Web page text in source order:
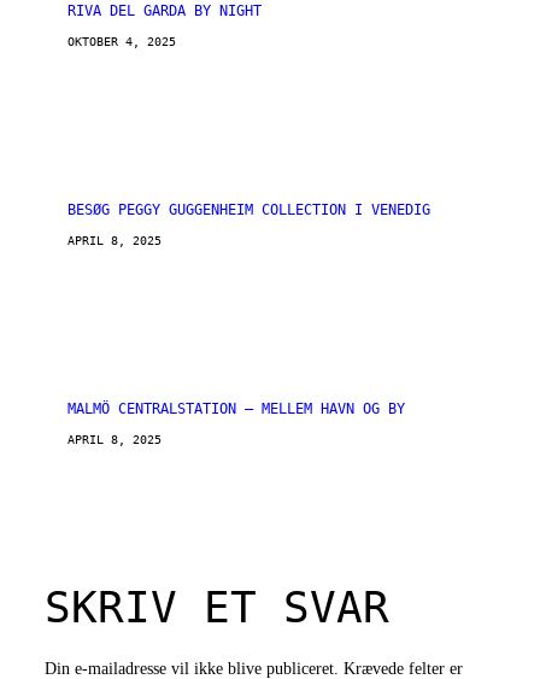
RIVA DEL GARDA BY NIGHT
OKTOBER 4, 2025
BESØG PEGGY GUGGENHEIM COLLECTION I VENEDIG
APRIL 8, 2025
MALMÖ CENTRALSTATION – MELLEM HAVN OG BY
APRIL 8, 2025
SKRIV ET SVAR
Din e-mailadresse vil ikke blive publiceret. Krævede felter er